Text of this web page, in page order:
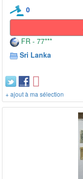
0
FR - 77***
Sri Lanka
+ ajout à ma sélection